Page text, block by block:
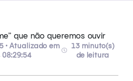
que não queremos ouvir
• Atualizado em
13 minuto(s)
de leitura